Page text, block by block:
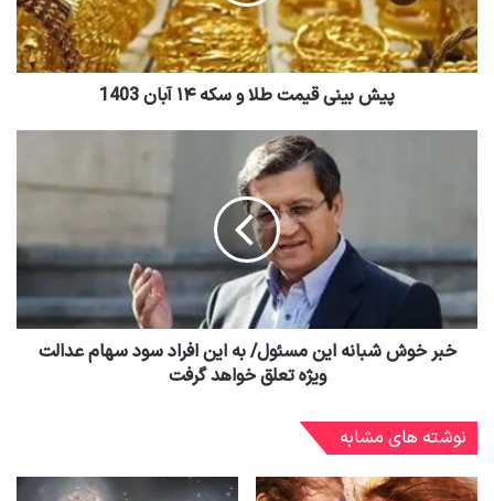
پیش بینی قیمت طلا و سکه ۱۴ آبان 1403
خبر خوش شبانه این مسئول/ به این افراد سود سهام عدالت
ویژه تعلق خواهد گرفت
نوشته های مشابه